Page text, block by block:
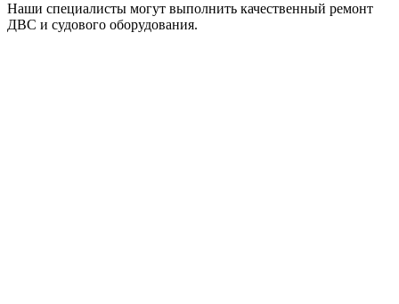
Наши специалисты могут выполнить качественный ремонт
ДВС и судового оборудования.